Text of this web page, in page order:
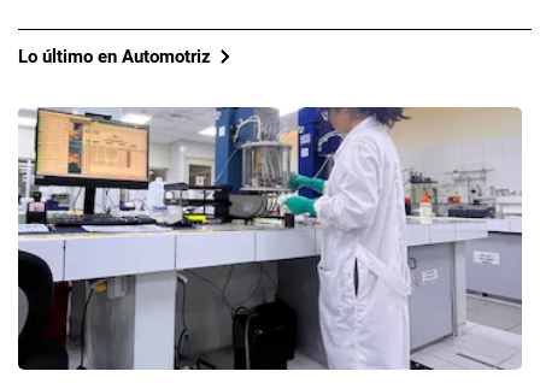
Lo último en Automotriz